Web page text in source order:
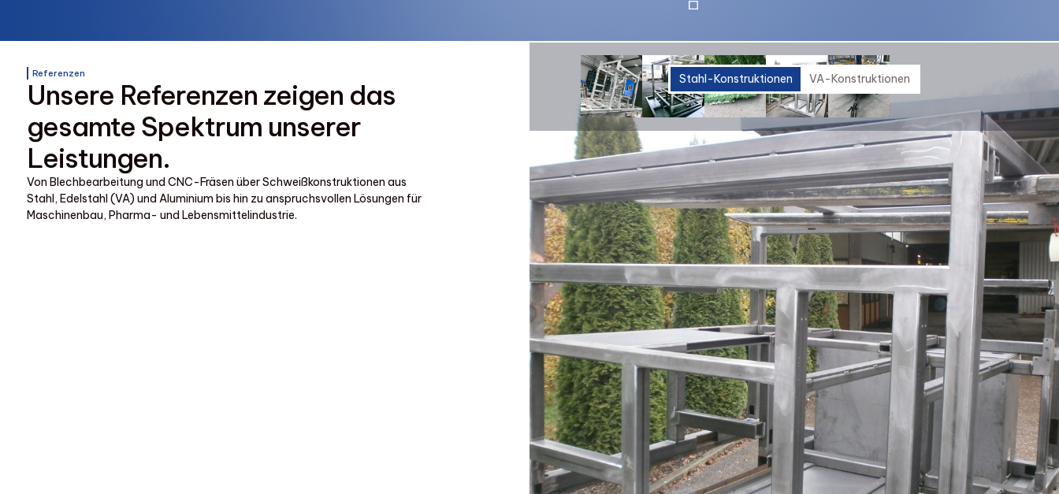
Referenzen
Unsere Referenzen zeigen das
gesamte Spektrum unserer
Leistungen.
Von Blechbearbeitung und CNC-Fräsen über Schweißkonstruktionen aus
Stahl, Edelstahl (VA) und Aluminium bis hin zu anspruchsvollen Lösungen für
Maschinenbau, Pharma- und Lebensmittelindustrie.
Stahl-Konstruktionen VA-Konstruktionen